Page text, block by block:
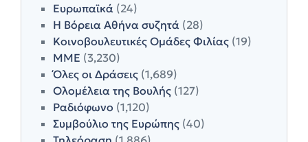
Ευρωπαϊκά (24)
Η Βόρεια Αθήνα συζητά (28)
Κοινοβουλευτικές Ομάδες Φιλίας (19)
ΜΜΕ (3,230)
Όλες οι Δράσεις (1,689)
Ολομέλεια της Βουλής (127)
Ραδιόφωνο (1,120)
Συμβούλιο της Ευρώπης (40)